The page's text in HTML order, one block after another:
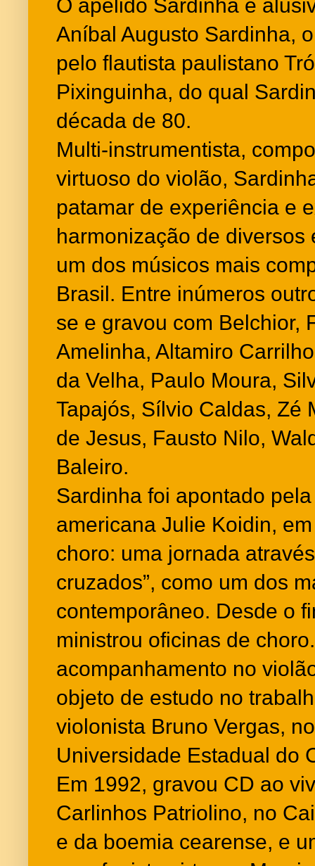
O apelido Sardinha é
Aníbal Augusto Sardinha,
pelo flautista paulistano
Pixinguinha, do qual
década de 80.
Multi-instrumentista,
virtuoso do violão,
patamar de experiência e
harmonização de diversos
um dos músicos mais
Brasil. Entre inúmeros
se e gravou com Belchior,
Amelinha, Altamiro
da Velha, Paulo Moura,
Tapajós, Sílvio Caldas, Zé
de Jesus, Fausto Nilo,
Baleiro.
Sardinha foi apontado
americana Julie Koidin,
choro: uma jornada
cruzados”, como um dos
contemporâneo. Desde o
ministrou oficinas de
acompanhamento no
objeto de estudo no
violonista Bruno Vergas,
Universidade Estadual do
Em 1992, gravou CD ao
Carlinhos Patriolino, no
e da boemia cearense, e